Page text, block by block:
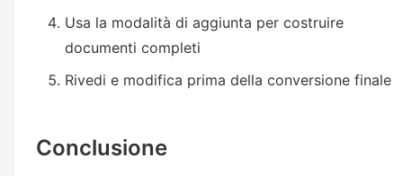
Usa la modalità di aggiunta per costruire
documenti completi
Rivedi e modifica prima della conversione finale
Conclusione